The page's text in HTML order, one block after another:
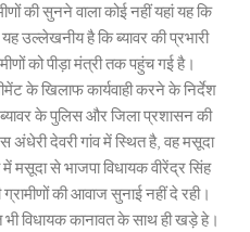
की सुनने वाला कोई नहीं यहां यह कि
उल्लेखनीय है कि ब्यावर की प्रभारी
को पीड़ा मंत्री तक पहुंच गई है।
के खिलाफ कार्यवाही करने के निर्देश
ब्यावर के पुलिस और जिला प्रशासन की
अंधेरी देवरी गांव में स्थित है, वह मसूदा
मसूदा से भाजपा विधायक वीरेंद्र सिंह
की आवाज सुनाई नहीं दे रही।
भी विधायक कानावत के साथ ही खड़े हे।